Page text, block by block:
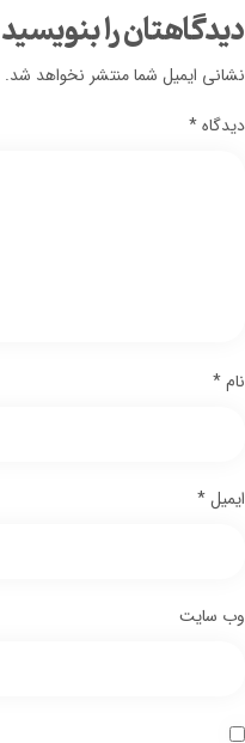
دیدگاهتان را بنویسید
نشانی ایمیل شما منتشر نخواهد شد.
دیدگاه*
نام*
ایمیل*
وب‌ سایت